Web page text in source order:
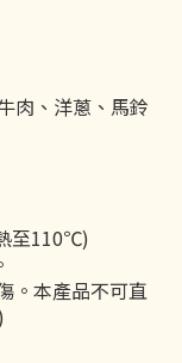
肉、洋蔥、馬鈴
至110℃)
。本產品不可直